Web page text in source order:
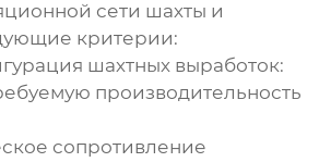
сети шахты и
критерии:
шахтных выработок:
производительность
сопротивление